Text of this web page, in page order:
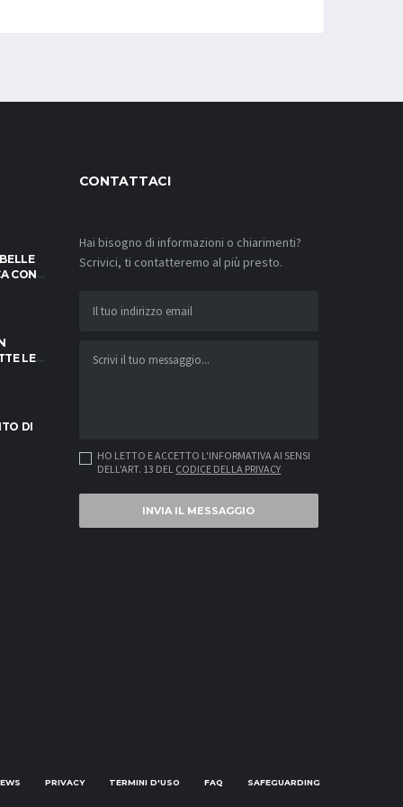
CON
LE
DI
CONTATTACI
Hai bisogno di informazioni o chiarimenti?
Scrivici, ti contatteremo al più presto.
HO LETTO E ACCETTO L'INFORMATIVA AI SENSI
DELL'ART. 13 DEL CODICE DELLA PRIVACY
INVIA IL MESSAGGIO
PRIVACY TERMINI D'USO FAQ SAFEGUARDING